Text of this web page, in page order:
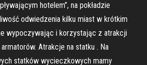
hotelem”, na pokładzie
odwiedzenia kilku miast w krótkim
wypoczywając i korzystając z atrakcji
Atrakcje na statku . Na
statków wycieczkowych mamy